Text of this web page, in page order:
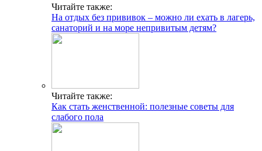
Читайте также:
На отдых без прививок – можно ли ехать в лагерь,
санаторий и на море непривитым детям?
Читайте также:
Как стать женственной: полезные советы для
слабого пола